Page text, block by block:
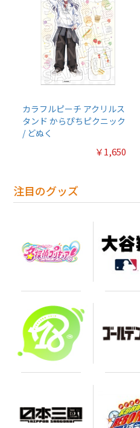
カラフルピーチ アクリルス
タンド からぴちピクニック
/ どぬく
￥1,650
注目のグッズ